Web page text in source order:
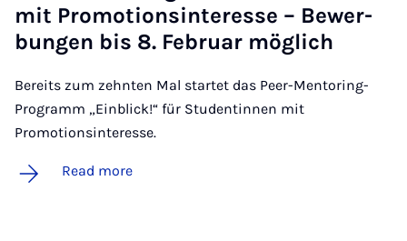
mit Pro­mo­tionsin­teresse – Be­w­er­
bun­gen bis 8. Feb­ru­ar mög­lich
Bereits zum zehnten Mal startet das Peer-Mentoring-
Programm „Einblick!“ für Studentinnen mit
Promotionsinteresse.
Read more